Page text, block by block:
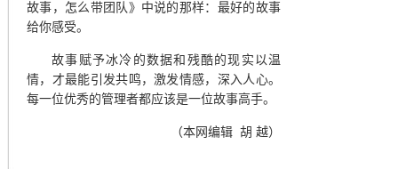
故事 ， 怎么带团队》中说的那样：最好的故事
给你感受。
故事赋予冰冷的数据和残酷的现实以温
情，才最能引发共鸣，激发情感，深入人心。
每一位优秀的管理者都应该是一位故事高手。
（本网编辑 胡 越）